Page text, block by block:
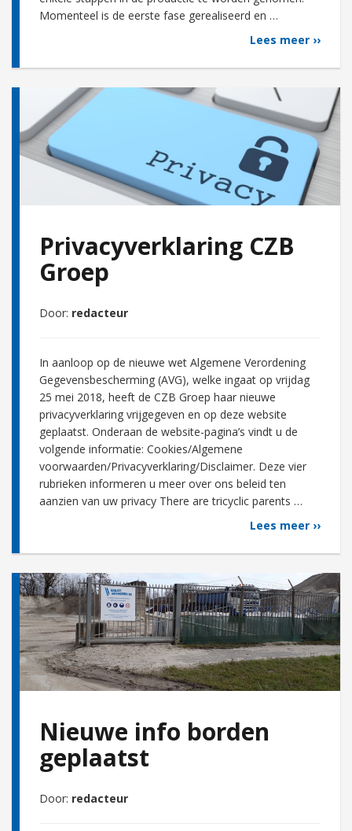
Momenteel is de eerste fase gerealiseerd en …
Lees meer ››
Privacyverklaring CZB
Groep
Door: redacteur
In aanloop op de nieuwe wet Algemene Verordening
Gegevensbescherming (AVG), welke ingaat op vrijdag
25 mei 2018, heeft de CZB Groep haar nieuwe
privacyverklaring vrijgegeven en op deze website
geplaatst. Onderaan de website-pagina’s vindt u de
volgende informatie: Cookies/Algemene
voorwaarden/Privacyverklaring/Disclaimer. Deze vier
rubrieken informeren u meer over ons beleid ten
aanzien van uw privacy There are tricyclic parents …
Lees meer ››
Nieuwe info borden
geplaatst
Door: redacteur